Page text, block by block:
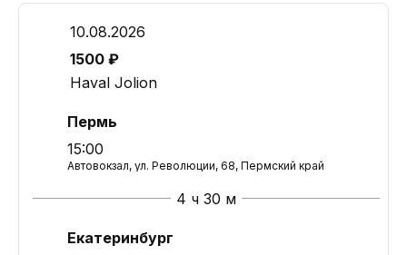
10.08.2026
1500 ₽
Haval Jolion
Пермь
15:00
Автовокзал, ул. Революции, 68, Пермский край
4 ч 30 м
Екатеринбург